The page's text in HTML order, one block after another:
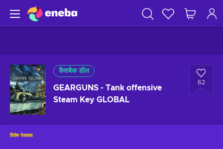
कैशबैक डील
GEARGUNS - Tank offensive
Steam Key GLOBAL
62
विशेष पेशकश